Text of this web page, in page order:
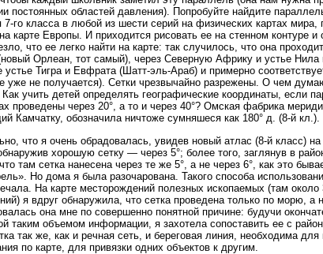
постоянных областей давления). Попробуйте найдите
7-го класса в любой из шести серий на физических картах мира,
карте Европы. И приходится рисовать ее на стенном контуре и
что ее легко найти на карте: так случилось, что она
Орлеан, тот самый), через Северную Африку и устье Нила
устье Тигра и Евфрата (Шатт-эль-Араб) и примерно
уже не получается). Сетки чрезвычайно разрежены. О чем
учить детей определять географические координаты, если
проведены через 20°, а то и через 40°? Омская фабрика
Камчатку, обозначила ничтоже сумняшеся как 180° д. (8-й кл.).
что я очень обрадовалась, увидев новый атлас (8-й класс) на
хорошую сетку — через 5°; более того, заглянув в
там сетка нанесена через те же 5°, а не через 6°, как это
Но дома я была разочарована. Такого способа
На карте месторождений полезных ископаемых (там около
я вдруг обнаружила, что сетка проведена только по морю, а
она мне по совершенно понятной причине: будучи
таким объемом информации, я захотела сопоставить ее с
так же, как и речная сеть, и береговая линия, необходима для
по карте, для привязки одних объектов к другим.